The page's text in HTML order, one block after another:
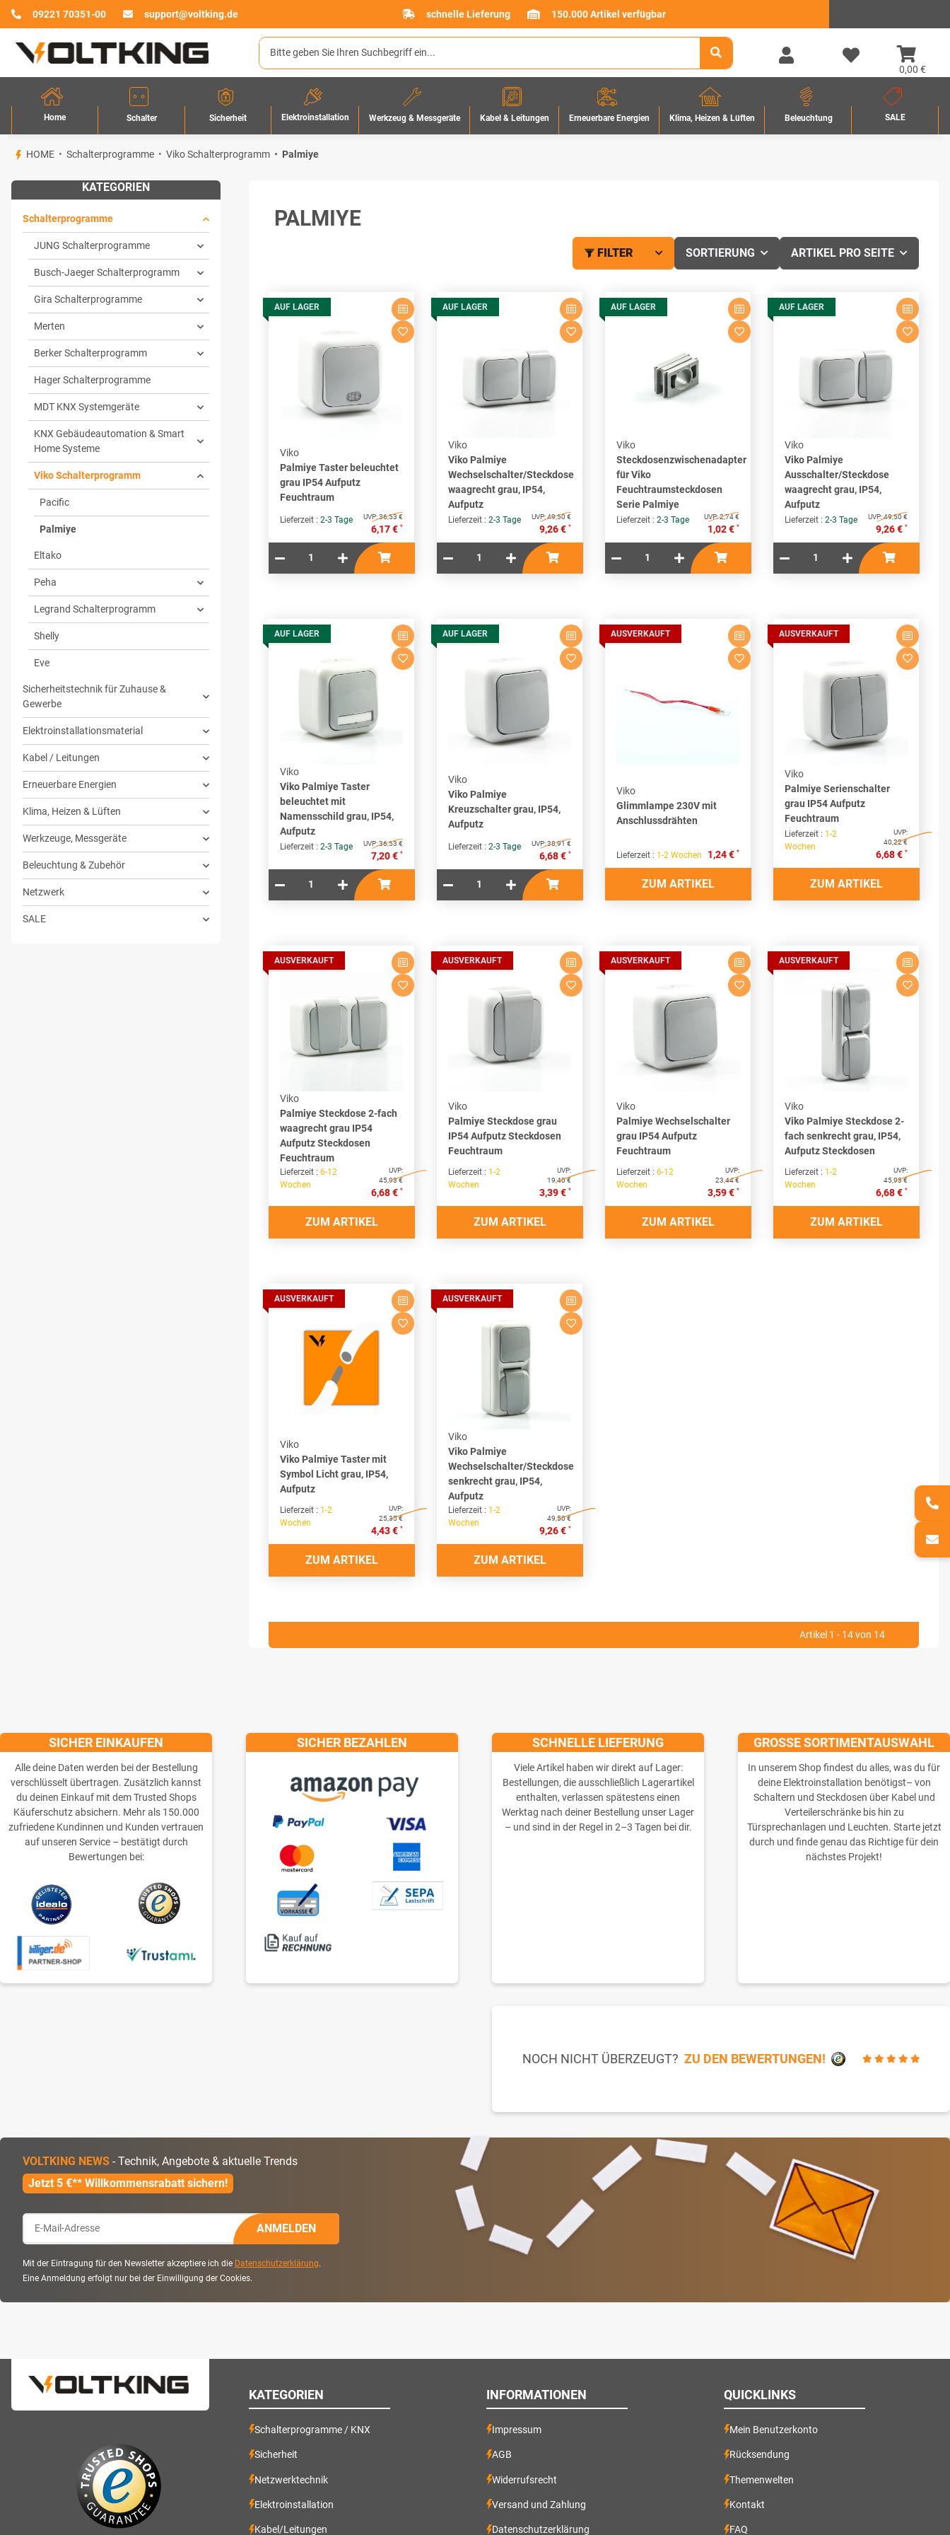
09221 70351-00 support@voltking.de schnelle Lieferung 150.000 Artikel verfügbar
0,00 €
Home Schalter Sicherheit Elektroinstallation Werkzeug & Messgeräte Kabel & Leitungen Erneuerbare Energien Klima, Heizen & Lüften Beleuchtung SALE
HOME Schalterprogramme Viko Schalterprogramm Palmiye
PALMIYE
FILTER SORTIERUNG ARTIKEL PRO SEITE
AUF LAGER
Viko
Palmiye Taster beleuchtet
grau IP54 Aufputz
Feuchtraum
Lieferzeit : 2-3 Tage UVP:36,53 €
6,17 € *
AUF LAGER
Viko
Viko Palmiye
Wechselschalter/Steckdose
waagrecht grau, IP54,
Aufputz
Lieferzeit : 2-3 Tage UVP:49,50 €
9,26 € *
AUF LAGER
Viko
Steckdosenzwischenadapter
für Viko
Feuchtraumsteckdosen
Serie Palmiye
Lieferzeit : 2-3 Tage UVP:2,74 €
1,02 € *
AUF LAGER
Viko
Viko Palmiye
Ausschalter/Steckdose
waagrecht grau, IP54,
Aufputz
Lieferzeit : 2-3 Tage UVP:49,50 €
9,26 € *
AUF LAGER
Viko
Viko Palmiye Taster
beleuchtet mit
Namensschild grau, IP54,
Aufputz
Lieferzeit : 2-3 Tage UVP:36,53 €
7,20 € *
AUF LAGER
Viko
Viko Palmiye
Kreuzschalter grau, IP54,
Aufputz
Lieferzeit : 2-3 Tage UVP:38,91 €
6,68 € *
AUSVERKAUFT
Viko
Glimmlampe 230V mit
Anschlussdrähten
Lieferzeit : 1-2 Wochen 1,24 € *
ZUM ARTIKEL
AUSVERKAUFT
Viko
Palmiye Serienschalter
grau IP54 Aufputz
Feuchtraum
Lieferzeit : 1-2
Wochen
UVP:
40,22 €
6,68 € *
ZUM ARTIKEL
AUSVERKAUFT
Viko
Palmiye Steckdose 2-fach
waagrecht grau IP54
Aufputz Steckdosen
Feuchtraum
Lieferzeit : 6-12
Wochen
UVP:
45,93 €
6,68 € *
ZUM ARTIKEL
AUSVERKAUFT
Viko
Palmiye Steckdose grau
IP54 Aufputz Steckdosen
Feuchtraum
Lieferzeit : 1-2
Wochen
UVP:
19,40 €
3,39 € *
ZUM ARTIKEL
AUSVERKAUFT
Viko
Palmiye Wechselschalter
grau IP54 Aufputz
Feuchtraum
Lieferzeit : 6-12
Wochen
UVP:
23,44 €
3,59 € *
ZUM ARTIKEL
AUSVERKAUFT
Viko
Viko Palmiye Steckdose 2-
fach senkrecht grau, IP54,
Aufputz Steckdosen
Lieferzeit : 1-2
Wochen
UVP:
45,93 €
6,68 € *
ZUM ARTIKEL
AUSVERKAUFT
Viko
Viko Palmiye Taster mit
Symbol Licht grau, IP54,
Aufputz
Lieferzeit : 1-2
Wochen
UVP:
25,35 €
4,43 € *
ZUM ARTIKEL
AUSVERKAUFT
Viko
Viko Palmiye
Wechselschalter/Steckdose
senkrecht grau, IP54,
Aufputz
Lieferzeit : 1-2
Wochen
UVP:
49,50 €
9,26 € *
ZUM ARTIKEL
Artikel 1 - 14 von 14
KATEGORIEN
Schalterprogramme
JUNG Schalterprogramme
Busch-Jaeger Schalterprogramm
Gira Schalterprogramme
Merten
Berker Schalterprogramm
Hager Schalterprogramme
MDT KNX Systemgeräte
KNX Gebäudeautomation & Smart
Home Systeme
Viko Schalterprogramm
Pacific
Palmiye
Eltako
Peha
Legrand Schalterprogramm
Shelly
Eve
Sicherheitstechnik für Zuhause &
Gewerbe
Elektroinstallationsmaterial
Kabel / Leitungen
Erneuerbare Energien
Klima, Heizen & Lüften
Werkzeuge, Messgeräte
Beleuchtung & Zubehör
Netzwerk
SALE
VOLTKING NEWS - Technik, Angebote & aktuelle Trends
Jetzt 5 €** Willkommensrabatt sichern!
ANMELDEN
Mit der Eintragung für den Newsletter akzeptiere ich die Datenschutzerklärung.
Eine Anmeldung erfolgt nur bei der Einwilligung der Cookies.
SICHER EINKAUFEN
Alle deine Daten werden bei der Bestellung
verschlüsselt übertragen. Zusätzlich kannst
du deinen Einkauf mit dem Trusted Shops
Käuferschutz absichern. Mehr als 150.000
zufriedene Kundinnen und Kunden vertrauen
auf unseren Service – bestätigt durch
Bewertungen bei:
SICHER BEZAHLEN SCHNELLE LIEFERUNG
Viele Artikel haben wir direkt auf Lager:
Bestellungen, die ausschließlich Lagerartikel
enthalten, verlassen spätestens einen
Werktag nach deiner Bestellung unser Lager
– und sind in der Regel in 2–3 Tagen bei dir.
GROSSE SORTIMENTAUSWAHL
In unserem Shop findest du alles, was du für
deine Elektroinstallation benötigst– von
Schaltern und Steckdosen über Kabel und
Verteilerschränke bis hin zu
Türsprechanlagen und Leuchten. Starte jetzt
durch und finde genau das Richtige für dein
nächstes Projekt!
NOCH NICHT ÜBERZEUGT? ZU DEN BEWERTUNGEN!
KATEGORIEN
Schalterprogramme / KNX
Sicherheit
Netzwerktechnik
Elektroinstallation
Kabel/Leitungen
INFORMATIONEN
Impressum
AGB
Widerrufsrecht
Versand und Zahlung
Datenschutzerklärung
QUICKLINKS
Mein Benutzerkonto
Rücksendung
Themenwelten
Kontakt
FAQ